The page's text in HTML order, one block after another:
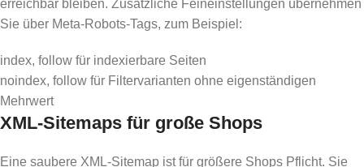
erreichbar bleiben. Zusätzliche Feineinstellungen übernehmen
Sie über Meta-Robots-Tags, zum Beispiel:
index, follow für indexierbare Seiten
noindex, follow für Filtervarianten ohne eigenständigen
Mehrwert
XML-Sitemaps für große Shops
Eine saubere XML-Sitemap ist für größere Shops Pflicht. Sie